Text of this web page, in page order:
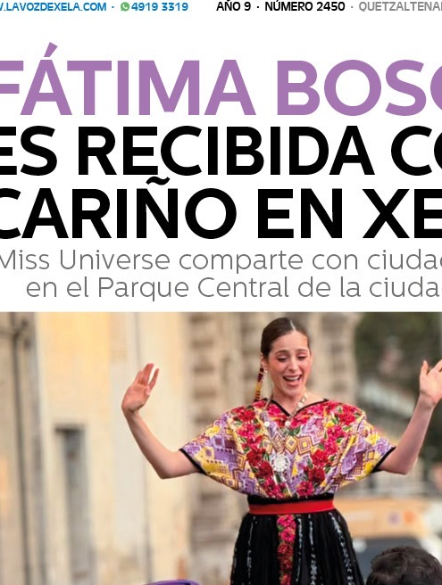
Comparte
avalado por la FIFA.
como árbitro FIFA, y su reciente participación en la
con profesionalismo y excelencia.
nació en Quetzaltenango y tiene una sólida
técnicas y de salud. Completó su educación primaria y
obteniendo el título de Bachiller Industrial y Perito en